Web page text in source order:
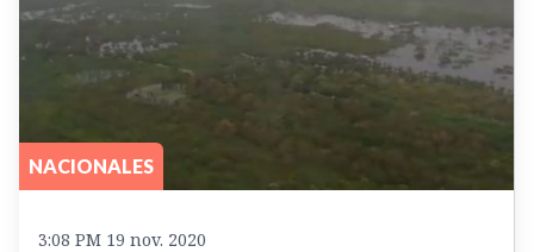
NACIONALES
3:08 PM 19 nov. 2020